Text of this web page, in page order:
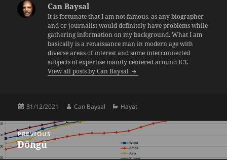
Can Baysal
It is fortunate that I am not famous, as any biographer
and or journalist would definitely have problems while
gathering information on my background. What I am
basically is a renaissance man in modern age with
diverse areas of interest and some interconnected
subjects of expertise mainly centered around ICT.
View all posts by Can Baysal
Posted
31/12/2021 Author
Can Baysal Categories
Hayat
Post
navigation
PREVIOUS
Previous
post:
Döngü